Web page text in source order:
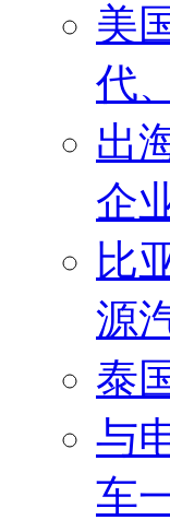
美
代
出
企
比
源
泰
与
车